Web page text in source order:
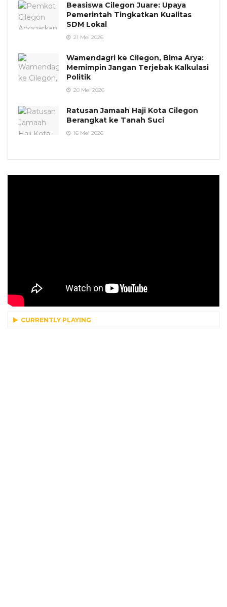
Beasiswa Cilegon Juare: Upaya
Pemerintah Tingkatkan Kualitas
SDM Lokal
21 Mei 2026
Wamendagri ke Cilegon, Bima Arya:
Memimpin Jangan Terjebak Kalkulasi
Politik
20 Mei 2026
Ratusan Jamaah Haji Kota Cilegon
Berangkat ke Tanah Suci
16 Mei 2026
CURRENTLY PLAYING